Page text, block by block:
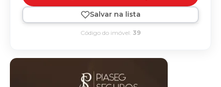
Salvar na lista
Código do imóvel: 39